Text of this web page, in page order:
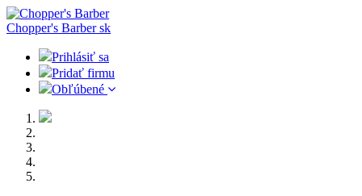
Chopper's Barbersk
Prihlásiť sa
Pridať firmu
Obľúbené